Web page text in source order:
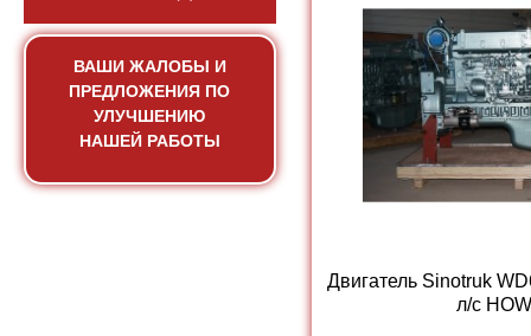
ВАШИ ЖАЛОБЫ И
ПРЕДЛОЖЕНИЯ ПО
УЛУЧШЕНИЮ
НАШЕЙ РАБОТЫ
Двигатель Sinotruk
л/с